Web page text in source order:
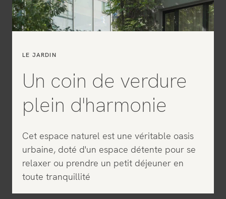
LE JARDIN
Un coin de verdure
plein d'harmonie
Cet espace naturel est une véritable oasis
urbaine, doté d'un espace détente pour se
relaxer ou prendre un petit déjeuner en
toute tranquillité